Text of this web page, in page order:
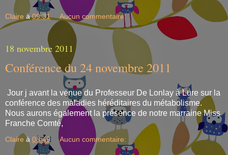
Claire à09:31 Aucun commentaire:
18 novembre 2011
Conférence du 24 novembre 2011
Jour j avant la venue du Professeur De Lonlay à Lure sur la
conférence des maladies héréditaires du métabolisme.
Nous aurons également la présence de notre marraine Miss
Franche Comté,
Claire à 08:49 Aucun commentaire: